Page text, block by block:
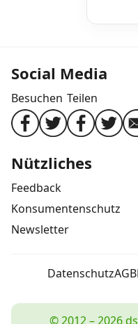
Social Media
Besuchen Teilen
Nützliches
Feedback
Konsumentenschutz
Newsletter
DatenschutzAGB
© 2012 – 2026